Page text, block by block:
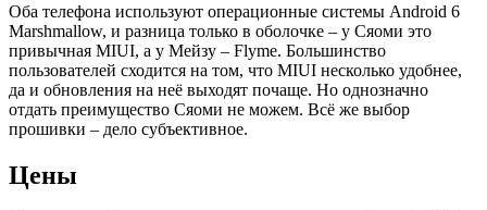
Оба телефона используют операционные системы Android 6
Marshmallow, и разница только в оболочке – у Сяоми это
привычная MIUI, а у Мейзу – Flyme. Большинство
пользователей сходится на том, что MIUI несколько удобнее,
да и обновления на неё выходят почаще. Но однозначно
отдать преимущество Сяоми не можем. Всё же выбор
прошивки – дело субъективное.
Цены